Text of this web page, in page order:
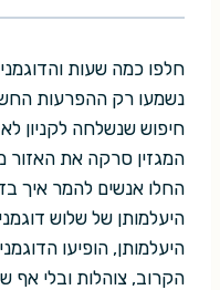
חלפו כמה שעות
נשמעו רק ההפרעות
חיפוש שנשלחה לקניון
המגזין סרקה את האזור
החלו אנשים להמר איך
היעלמותן של שלוש
היעלמותן, הופיעו
הקרוב, צוהלות ובלי אף